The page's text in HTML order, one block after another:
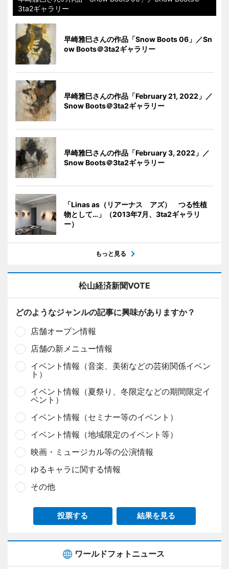
3ta2ギャラリー
早崎雅巳さんの作品「Snow Boots 06」／Sn
ow Boots＠3ta2ギャラリー
早崎雅巳さんの作品「February 21, 2022」／
Snow Boots＠3ta2ギャラリー
早崎雅巳さんの作品「February 3, 2022」／
Snow Boots＠3ta2ギャラリー
「Linas as（リアーナス アズ） つる性植
物として…」（2013年7月、3ta2ギャラリ
ー）
もっと見る
松山経済新聞VOTE
どのようなジャンルの記事に興味がありますか？
店舗オープン情報
店舗の新メニュー情報
イベント情報（音楽、美術などの芸術関係イベン
ト）
イベント情報（夏祭り、冬限定などの期間限定イ
ベント）
イベント情報（セミナー等のイベント）
イベント情報（地域限定のイベント等）
映画・ミュージカル等の公演情報
ゆるキャラに関する情報
その他
投票する 結果を見る
ワールドフォトニュース